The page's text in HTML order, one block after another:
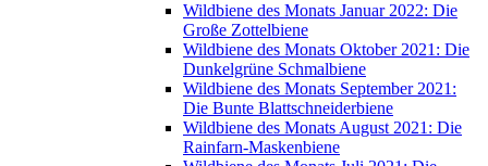
Wildbiene des Monats Januar 2022: Die
Große Zottelbiene
Wildbiene des Monats Oktober 2021: Die
Dunkelgrüne Schmalbiene
Wildbiene des Monats September 2021:
Die Bunte Blattschneiderbiene
Wildbiene des Monats August 2021: Die
Rainfarn-Maskenbiene